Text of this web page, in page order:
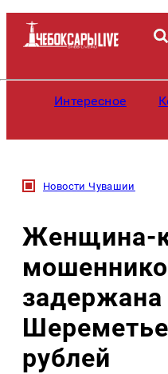
Интересное
Новости Чувашии
Женщина-
задержана
рублей